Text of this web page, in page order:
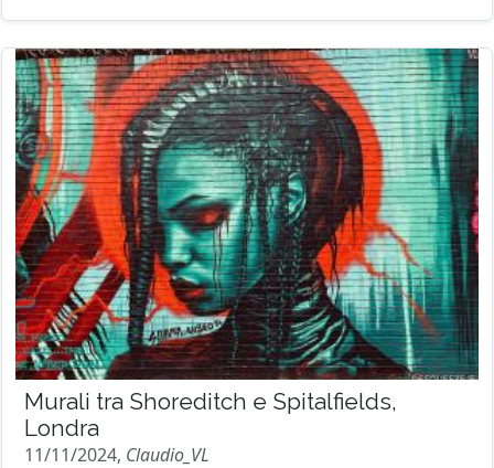
Murali tra Shoreditch e Spitalfields,
Londra
11/11/2024, Claudio_VL